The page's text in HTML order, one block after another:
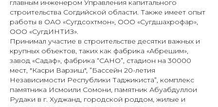
главным инженером Управления капитального
строительства Согдийской области. Также имеет опыт
работы в ОАО «Сугдсохтмон», ООО «Сугдшахрофар»,
ООО «СугдИНТИЗ».
Принимал участие в строительстве десятки важных и
крупных объектов, таких как фабрика «Абрешим»,
завод «Садаф», фабрика “САНО”, стадион на 30000
мест, "Касри Варзиш", ”Бассейн 20-летия
Независимости Республики Таджикиста”, комплекс
памятника Исмоили Сомони, памятник Абуабдуллои
Рудаки в г. Худжанд, городской роддом, жилые и